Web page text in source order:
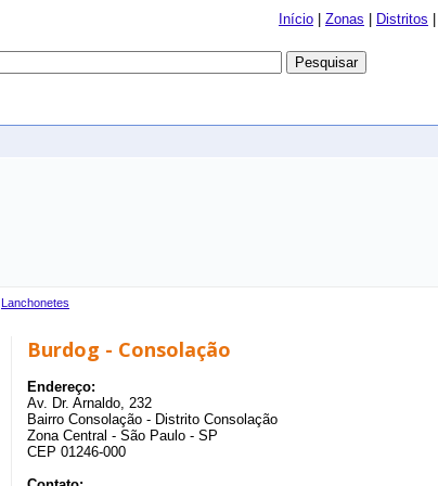
Início Zonas Distritos
Lanchonetes
Burdog - Consolação
Endereço:
Av. Dr. Arnaldo, 232
Bairro Consolação - Distrito Consolação
Zona Central - São Paulo - SP
CEP 01246-000